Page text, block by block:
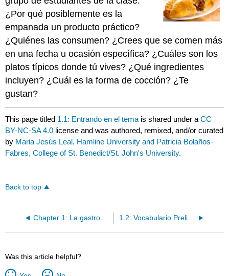
¿Por qué posiblemente es la
empanada un producto práctico?
¿Quiénes las consumen? ¿Crees que se comen más
en una fecha u ocasión específica? ¿Cuáles son los
platos típicos donde tú vives? ¿Qué ingredientes
incluyen? ¿Cuál es la forma de cocción? ¿Te
gustan?
This page titled 1.1: Entrando en el temais shared under aCC
BY-NC-SA 4.0 license and was authored, remixed, and/or curated
by Maria Jesús Leal, Hamline University and Patricia Bolaños-
Fabres, College of St. Benedict/St. John's University.
Back to top
Chapter 1: La gastronomía 1.2: Vocabulario Preliminar
Was this article helpful?